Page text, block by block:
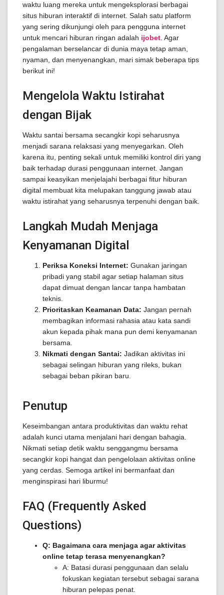
waktu luang mereka untuk mengeksplorasi berbagai
situs hiburan interaktif di internet. Salah satu platform
yang sering dikunjungi oleh para pengguna internet
untuk mencari hiburan ringan adalah ijobet . Agar
pengalaman berselancar di dunia maya tetap aman,
nyaman, dan menyenangkan, mari simak beberapa tips
berikut ini!
Mengelola Waktu Istirahat
dengan Bijak
Waktu santai bersama secangkir kopi seharusnya
menjadi sarana relaksasi yang menyegarkan. Oleh
karena itu, penting sekali untuk memiliki kontrol diri yang
baik terhadap durasi penggunaan internet. Jangan
sampai keasyikan menjelajahi berbagai fitur hiburan
digital membuat kita melupakan tanggung jawab atau
waktu istirahat yang seharusnya terpenuhi dengan baik.
Langkah Mudah Menjaga
Kenyamanan Digital
Periksa Koneksi Internet: Gunakan jaringan
pribadi yang stabil agar setiap halaman situs
dapat dimuat dengan lancar tanpa hambatan
teknis.
Prioritaskan Keamanan Data: Jangan pernah
membagikan informasi rahasia atau kata sandi
akun kepada pihak mana pun demi kenyamanan
bersama.
Nikmati dengan Santai: Jadikan aktivitas ini
sebagai selingan hiburan yang rileks, bukan
sebagai beban pikiran baru.
Penutup
Keseimbangan antara produktivitas dan waktu rehat
adalah kunci utama menjalani hari dengan bahagia.
Nikmati setiap detik waktu senggangmu bersama
secangkir kopi hangat dan pengelolaan aktivitas online
yang cerdas. Semoga artikel ini bermanfaat dan
menginspirasi hari liburmu!
FAQ (Frequently Asked
Questions)
Q: Bagaimana cara menjaga agar aktivitas
online tetap terasa menyenangkan?
A: Batasi durasi penggunaan dan selalu
fokuskan kegiatan tersebut sebagai sarana
hiburan pelepas penat.